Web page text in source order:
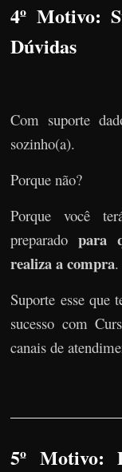
4º Motivo:
Dúvidas
Com suporte
sozinho(a).
Porque não?
Porque você
preparadopara
realiza a compra.
Suporte esse que
sucesso com
canais de
5º Motivo: